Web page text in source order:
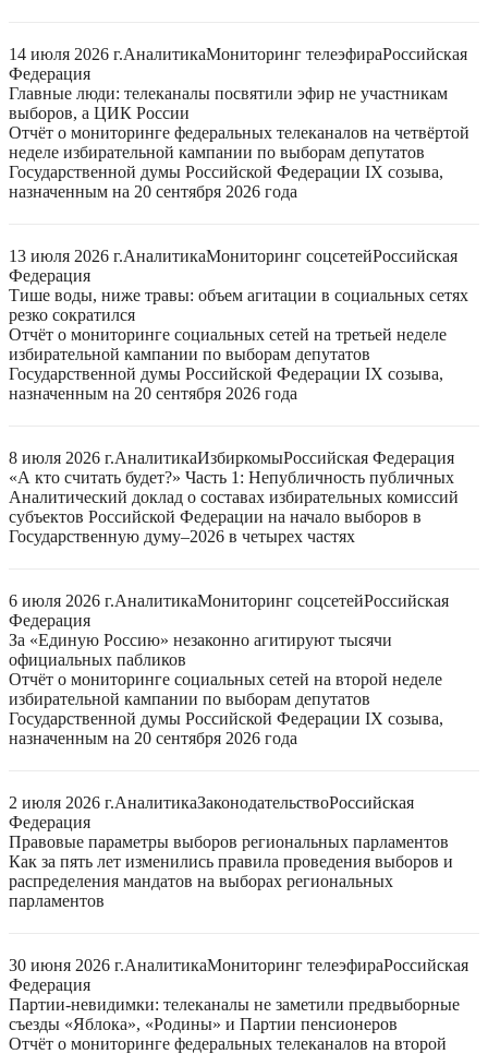
14 июля 2026 г.АналитикаМониторинг телеэфираРоссийская
Федерация
Главные люди: телеканалы посвятили эфир не участникам
выборов, а ЦИК России
Отчёт о мониторинге федеральных телеканалов на четвёртой
неделе избирательной кампании по выборам депутатов
Государственной думы Российской Федерации IX созыва,
назначенным на 20 сентября 2026 года
13 июля 2026 г.АналитикаМониторинг соцсетейРоссийская
Федерация
Тише воды, ниже травы: объем агитации в социальных сетях
резко сократился
Отчёт о мониторинге социальных сетей на третьей неделе
избирательной кампании по выборам депутатов
Государственной думы Российской Федерации IX созыва,
назначенным на 20 сентября 2026 года
8 июля 2026 г.АналитикаИзбиркомыРоссийская Федерация
«А кто считать будет?» Часть 1: Непубличность публичных
Аналитический доклад о составах избирательных комиссий
субъектов Российской Федерации на начало выборов в
Государственную думу–2026 в четырех частях
6 июля 2026 г.АналитикаМониторинг соцсетейРоссийская
Федерация
За «Единую Россию» незаконно агитируют тысячи
официальных пабликов
Отчёт о мониторинге социальных сетей на второй неделе
избирательной кампании по выборам депутатов
Государственной думы Российской Федерации IX созыва,
назначенным на 20 сентября 2026 года
2 июля 2026 г.АналитикаЗаконодательствоРоссийская
Федерация
Правовые параметры выборов региональных парламентов
Как за пять лет изменились правила проведения выборов и
распределения мандатов на выборах региональных
парламентов
30 июня 2026 г.АналитикаМониторинг телеэфираРоссийская
Федерация
Партии-невидимки: телеканалы не заметили предвыборные
съезды «Яблока», «Родины» и Партии пенсионеров
Отчёт о мониторинге федеральных телеканалов на второй